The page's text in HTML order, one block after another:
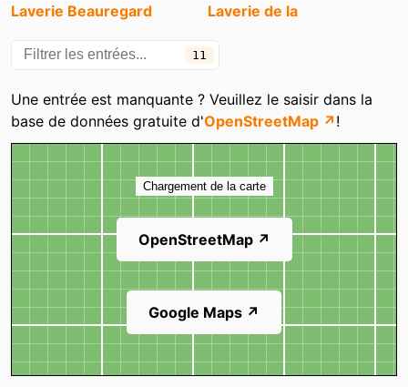
Laverie Beauregard
Laverie de la
Lavomatique
Super Pressing
11
Une entrée est manquante ? Veuillez le saisir dans la
base de données gratuite d'OpenStreetMap ↗ !
Carte
Chargement de la carte
OpenStreetMap ↗
Google Maps ↗